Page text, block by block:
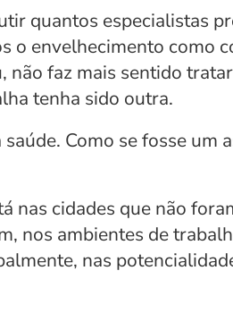
quantos especialistas
o envelhecimento como
não faz mais sentido
tenha sido outra.
Como se fosse um
nas cidades que não
nos ambientes de
nas